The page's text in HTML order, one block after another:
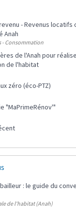
- Revenus locatifs
Anah
- Consommation
de l'Anah pour
de l'habitat
zéro (éco-PTZ)
"MaPrimeRénov'"
: le guide du
de l'habitat (Anah)